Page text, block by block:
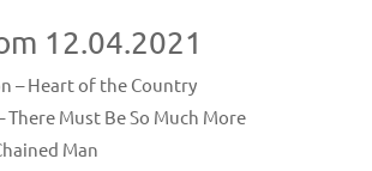
12.04.2021
– Heart of the Country
There Must Be So Much More
Man